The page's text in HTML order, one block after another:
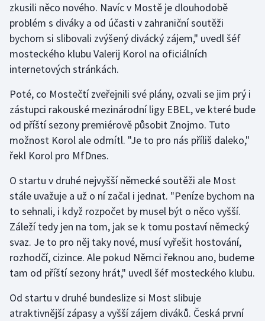
Gymnastika
Házená
Jezdectví
Judo
Krasobruslení
Lezení
Lyže a snowboard
Moderní pětiboj
Motorsport
Olympijské hry
Parasport
zkusili něco nového. Navíc v Mostě je dlouhodobě
problém s diváky a od účasti v zahraniční soutěži
bychom si slibovali zvýšený divácký zájem," uvedl šéf
mosteckého klubu Valerij Korol na oficiálních
internetových stránkách.
Poté, co Mostečtí zveřejnili své plány, ozvali se jim prý i
zástupci rakouské mezinárodní ligy EBEL, ve které bude
od příští sezony premiérově působit Znojmo. Tuto
možnost Korol ale odmítl. "Je to pro nás příliš daleko,"
řekl Korol pro MfDnes.
O startu v druhé nejvyšší německé soutěži ale Most
stále uvažuje a už o ní začal i jednat. "Peníze bychom na
to sehnali, i když rozpočet by musel být o něco vyšší.
Záleží tedy jen na tom, jak se k tomu postaví německý
svaz. Je to pro něj taky nové, musí vyřešit hostování,
rozhodčí, cizince. Ale pokud Němci řeknou ano, budeme
tam od příští sezony hrát," uvedl šéf mosteckého klubu.
Od startu v druhé bundeslize si Most slibuje
atraktivnější zápasy a vyšší zájem diváků. Česká první